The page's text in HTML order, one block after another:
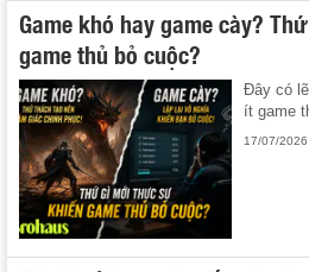
Game khó hay game cày?
game thủ bỏ cuộc?
Đây có
ít game
17/07/2026